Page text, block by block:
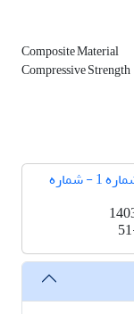
Composite Material
Compressive Strength
دوره 11، شماره 1 - شماره